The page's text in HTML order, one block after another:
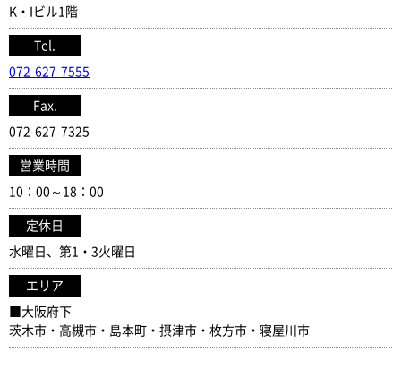
K・Iビル1階
Tel.
072-627-7555
Fax.
072-627-7325
営業時間
10：00～18：00
定休日
水曜日、第1・3火曜日
エリア
■大阪府下
茨木市・高槻市・島本町・摂津市・枚方市・寝屋川市